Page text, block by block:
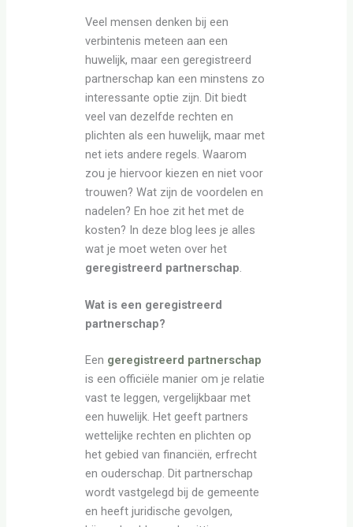
Veel mensen denken bij een
verbintenis meteen aan een
huwelijk, maar een geregistreerd
partnerschap kan een minstens zo
interessante optie zijn. Dit biedt
veel van dezelfde rechten en
plichten als een huwelijk, maar met
net iets andere regels. Waarom
zou je hiervoor kiezen en niet voor
trouwen? Wat zijn de voordelen en
nadelen? En hoe zit het met de
kosten? In deze blog lees je alles
wat je moet weten over het
geregistreerd partnerschap.
Wat is een geregistreerd
partnerschap?
Een geregistreerd partnerschap
is een officiële manier om je relatie
vast te leggen, vergelijkbaar met
een huwelijk. Het geeft partners
wettelijke rechten en plichten op
het gebied van financiën, erfrecht
en ouderschap. Dit partnerschap
wordt vastgelegd bij de gemeente
en heeft juridische gevolgen,